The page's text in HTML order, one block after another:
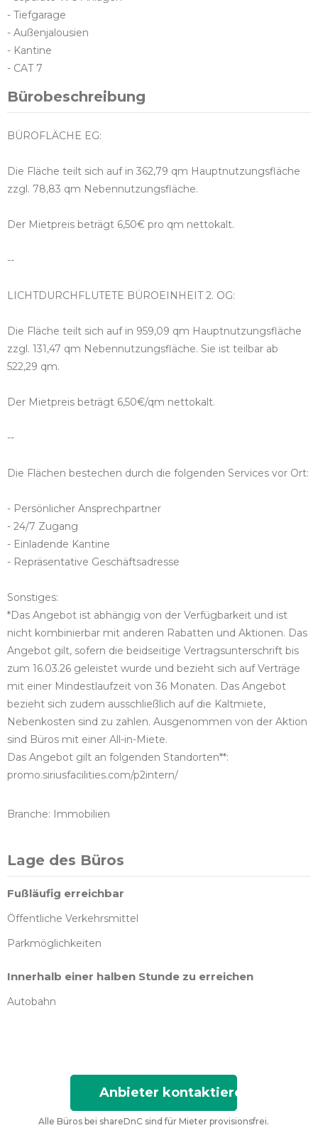
- Tiefgarage
- Außenjalousien
- Kantine
- CAT 7
Bürobeschreibung
BÜROFLÄCHE EG:
Die Fläche teilt sich auf in 362,79 qm Hauptnutzungsfläche
zzgl. 78,83 qm Nebennutzungsfläche.
Der Mietpreis beträgt 6,50€ pro qm nettokalt.
--
LICHTDURCHFLUTETE BÜROEINHEIT 2. OG:
Die Fläche teilt sich auf in 959,09 qm Hauptnutzungsfläche
zzgl. 131,47 qm Nebennutzungsfläche. Sie ist teilbar ab
522,29 qm.
Der Mietpreis beträgt 6,50€/qm nettokalt.
--
Die Flächen bestechen durch die folgenden Services vor Ort:
- Persönlicher Ansprechpartner
- 24/7 Zugang
- Einladende Kantine
- Repräsentative Geschäftsadresse
Sonstiges:
*Das Angebot ist abhängig von der Verfügbarkeit und ist
nicht kombinierbar mit anderen Rabatten und Aktionen. Das
Angebot gilt, sofern die beidseitige Vertragsunterschrift bis
zum 16.03.26 geleistet wurde und bezieht sich auf Verträge
mit einer Mindestlaufzeit von 36 Monaten. Das Angebot
bezieht sich zudem ausschließlich auf die Kaltmiete,
Nebenkosten sind zu zahlen. Ausgenommen von der Aktion
sind Büros mit einer All-in-Miete.
Das Angebot gilt an folgenden Standorten**:
promo.siriusfacilities.com/p2intern/
Branche: Immobilien
Lage des Büros
Fußläufig erreichbar
Öffentliche Verkehrsmittel
Parkmöglichkeiten
Innerhalb einer halben Stunde zu erreichen
Autobahn
Anbieter kontaktieren
Alle Büros bei shareDnC sind für Mieter provisionsfrei.